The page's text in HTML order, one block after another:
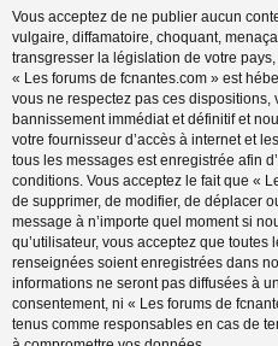
Vous acceptez de ne publier aucun
vulgaire, diffamatoire, choquant,
transgresser la législation de votre
« Les forums de fcnantes.com » est
vous ne respectez pas ces dispositions,
bannissement immédiat et définitif et
votre fournisseur d’accès à internet et
tous les messages est enregistrée afin
conditions. Vous acceptez le fait que «
de supprimer, de modifier, de déplacer
message à n’importe quel moment si
qu’utilisateur, vous acceptez que
renseignées soient enregistrées dans
informations ne seront pas diffusées à
consentement, ni « Les forums de
tenus comme responsables en cas de